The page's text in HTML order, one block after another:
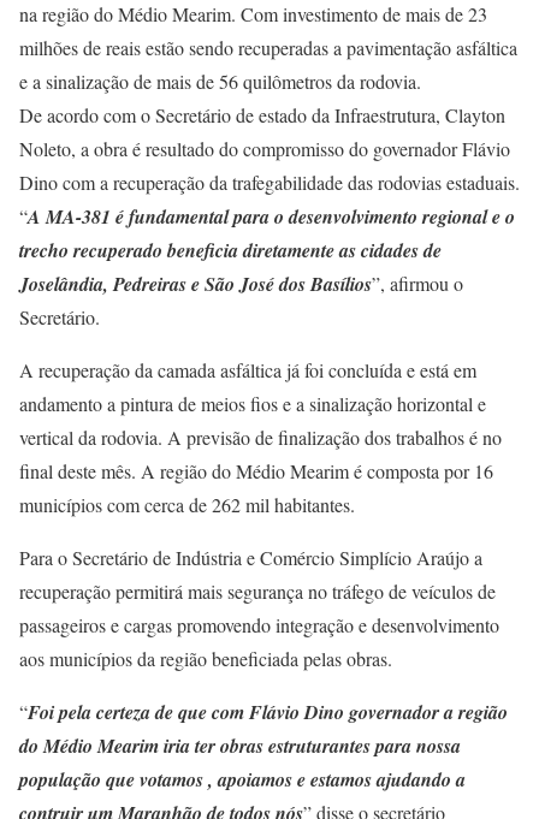
na região do Médio Mearim. Com investimento de mais de 23
milhões de reais estão sendo recuperadas a pavimentação asfáltica
e a sinalização de mais de 56 quilômetros da rodovia.
De acordo com o Secretário de estado da Infraestrutura, Clayton
Noleto, a obra é resultado do compromisso do governador Flávio
Dino com a recuperação da trafegabilidade das rodovias estaduais.
“A MA-381 é fundamental para o desenvolvimento regional e o
trecho recuperado beneficia diretamente as cidades de
Joselândia, Pedreiras e São José dos Basílios”, afirmou o
Secretário.
A recuperação da camada asfáltica já foi concluída e está em
andamento a pintura de meios fios e a sinalização horizontal e
vertical da rodovia. A previsão de finalização dos trabalhos é no
final deste mês. A região do Médio Mearim é composta por 16
municípios com cerca de 262 mil habitantes.
Para o Secretário de Indústria e Comércio Simplício Araújo a
recuperação permitirá mais segurança no tráfego de veículos de
passageiros e cargas promovendo integração e desenvolvimento
aos municípios da região beneficiada pelas obras.
“Foi pela certeza de que com Flávio Dino governador a região
do Médio Mearim iria ter obras estruturantes para nossa
população que votamos , apoiamos e estamos ajudando a
contruir um Maranhão de todos nós” disse o secretário